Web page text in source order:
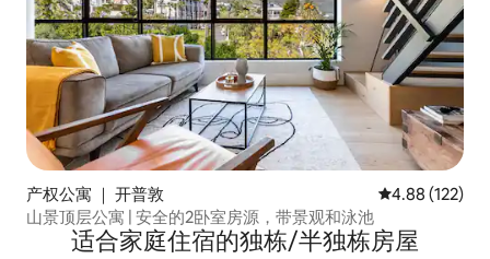
产权公寓 ｜ 开普敦 平均评分 4.88
4.88 (122)
山景顶层公寓 | 安全的2卧室房源，带景观和泳池
适合家庭住宿的独栋/半独栋房屋